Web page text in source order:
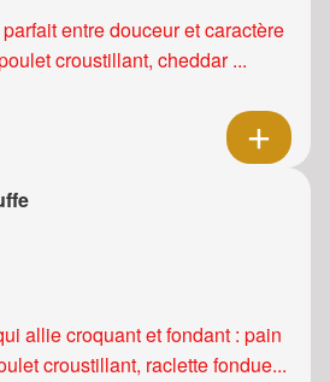
entre douceur et caractère
croustillant, cheddar ...
allie croquant et fondant : pain
croustillant, raclette fondue...